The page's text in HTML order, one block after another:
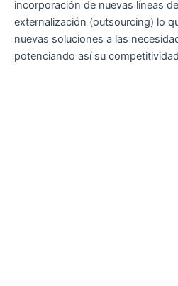
incorporación de nuevas líneas
externalización (outsourcing) lo
nuevas soluciones a las
potenciando así su